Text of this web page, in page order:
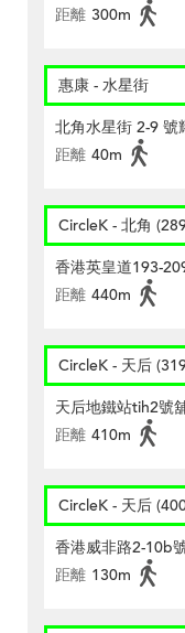
距離 300m
惠康 - 水星街
北角水星街 2-9 號
距離 40m
CircleK - 北角
香港英皇道193-
距離 440m
CircleK - 天后
天后地鐵站tih2號
距離 410m
CircleK - 天后
香港威非路2-10b
距離 130m